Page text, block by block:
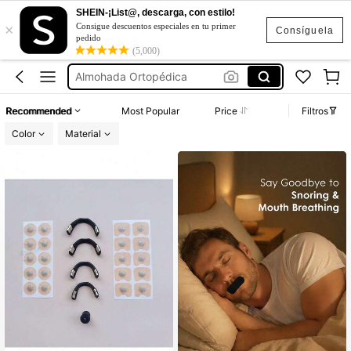
Consíguela
×
SHEIN-¡List@, descarga, con estilo!
Consigue descuentos especiales en tu primer
pedido
(5,000)
Gorro De Satin
Almohadas Para Dormir
Almohada Ortopédica
Almohadas Para Dormir
Recommended Most Popular Price
Filtros
Color
Material